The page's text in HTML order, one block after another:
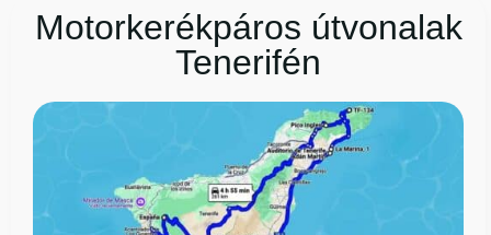
Motorkerékpáros útvonalak
Tenerifén